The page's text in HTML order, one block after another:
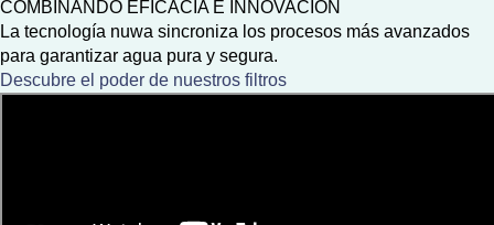
COMBINANDO EFICACIA E INNOVACIÓN
La tecnología nuwa sincroniza los procesos más avanzados
para garantizar agua pura y segura.
Descubre el poder de nuestros filtros